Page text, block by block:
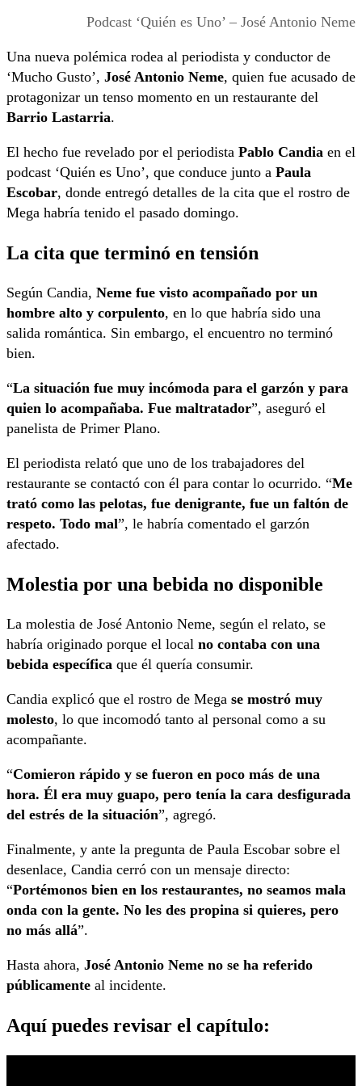
Podcast ‘Quién es Uno’ – José Antonio Neme
Una nueva polémica rodea al periodista y conductor de
‘Mucho Gusto’, José Antonio Neme, quien fue acusado de
protagonizar un tenso momento en un restaurante del
Barrio Lastarria.
El hecho fue revelado por el periodista Pablo Candia en el
podcast ‘Quién es Uno’, que conduce junto a Paula
Escobar, donde entregó detalles de la cita que el rostro de
Mega habría tenido el pasado domingo.
La cita que terminó en tensión
Según Candia, Neme fue visto acompañado por un
hombre alto y corpulento, en lo que habría sido una
salida romántica. Sin embargo, el encuentro no terminó
bien.
“La situación fue muy incómoda para el garzón y para
quien lo acompañaba. Fue maltratador”, aseguró el
panelista de Primer Plano.
El periodista relató que uno de los trabajadores del
restaurante se contactó con él para contar lo ocurrido. “Me
trató como las pelotas, fue denigrante, fue un faltón de
respeto. Todo mal”, le habría comentado el garzón
afectado.
Molestia por una bebida no disponible
La molestia de José Antonio Neme, según el relato, se
habría originado porque el local no contaba con una
bebida específica que él quería consumir.
Candia explicó que el rostro de Mega se mostró muy
molesto, lo que incomodó tanto al personal como a su
acompañante.
“Comieron rápido y se fueron en poco más de una
hora. Él era muy guapo, pero tenía la cara desfigurada
del estrés de la situación”, agregó.
Finalmente, y ante la pregunta de Paula Escobar sobre el
desenlace, Candia cerró con un mensaje directo:
“Portémonos bien en los restaurantes, no seamos mala
onda con la gente. No les des propina si quieres, pero
no más allá”.
Hasta ahora, José Antonio Neme no se ha referido
públicamente al incidente.
Aquí puedes revisar el capítulo: